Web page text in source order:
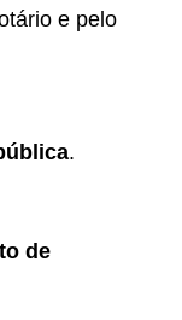
e pelo
.
de